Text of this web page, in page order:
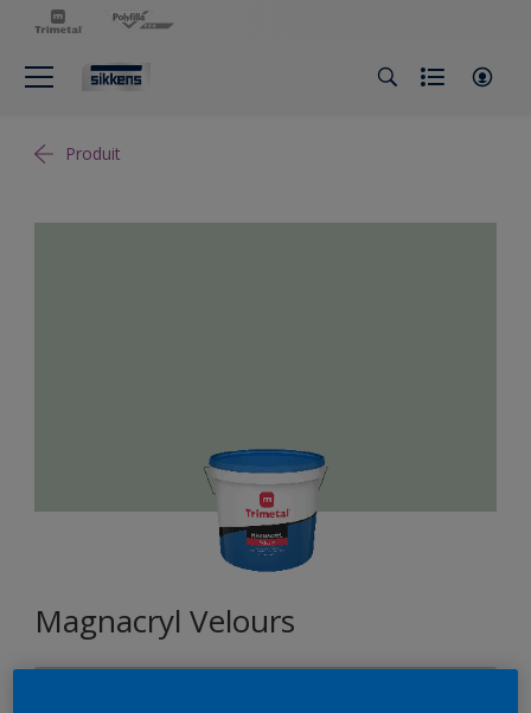
Produit
Magnacryl Velours